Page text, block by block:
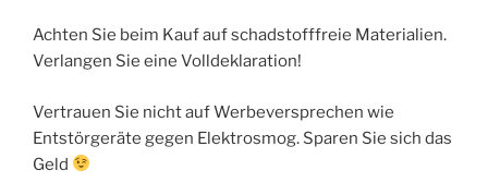
Achten Sie beim Kauf auf schadstofffreie Materialien.
Verlangen Sie eine Volldeklaration!
Vertrauen Sie nicht auf Werbeversprechen wie
Entstörgeräte gegen Elektrosmog. Sparen Sie sich das
Geld